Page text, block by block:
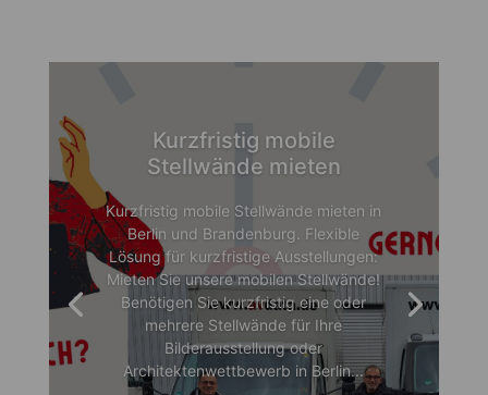
Kurzfristig mobile
Stellwände mieten
Kurzfristig mobile Stellwände mieten in
Berlin und Brandenburg. Flexible
Lösung für kurzfristige Ausstellungen:
Mieten Sie unsere mobilen Stellwände!
Benötigen Sie kurzfristig eine oder
mehrere Stellwände für Ihre
Bilderausstellung oder
Architektenwettbewerb in Berlin...